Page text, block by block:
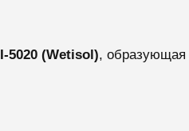
5020 (Wetisol), образующая